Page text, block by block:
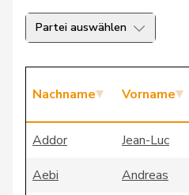
Partei auswählen
Nachname Vorname
Addor Jean-Luc
Aebi
Andreas